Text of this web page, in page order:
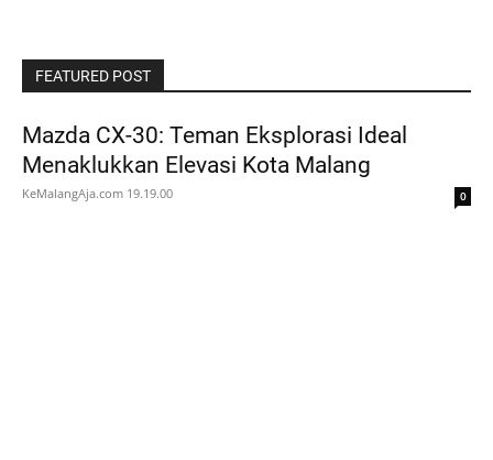
FEATURED POST
Mazda CX-30: Teman Eksplorasi Ideal
Menaklukkan Elevasi Kota Malang
KeMalangAja.com 19.19.00 0